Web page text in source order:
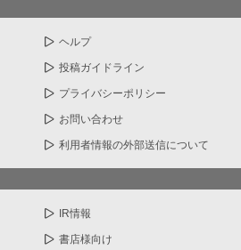
ヘルプ
投稿ガイドライン
プライバシーポリシー
お問い合わせ
利用者情報の外部送信について
IR情報
書店様向け